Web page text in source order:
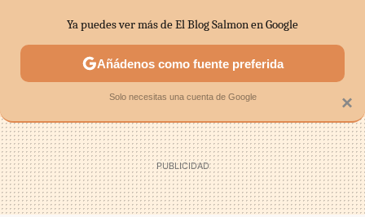
SECTORES ECONOMÍA DOMÉSTICA MERCADOS
×
Ya puedes ver más de El Blog Salmon en Google
Añádenos como fuente preferida
Solo necesitas una cuenta de Google